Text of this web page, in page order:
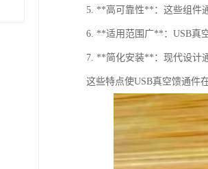
5. **高可靠性**：这些组件
6. **适用范围广**：USB真
7. **简化安装**：现代设计
这些特点使USB真空馈通件